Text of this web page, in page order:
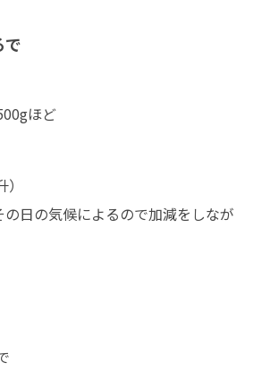
で
ほど
日の気候によるので加減をしなが